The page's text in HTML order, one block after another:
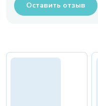
Оставить отзыв